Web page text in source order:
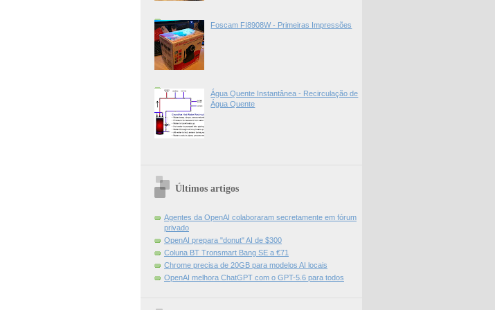
Foscam FI8908W - Primeiras Impressões
Água Quente Instantânea - Recirculação de
Água Quente
Últimos artigos
Agentes da OpenAI colaboraram secretamente em fórum
privado
OpenAI prepara "donut" AI de $300
Coluna BT Tronsmart Bang SE a €71
Chrome precisa de 20GB para modelos AI locais
OpenAI melhora ChatGPT com o GPT-5.6 para todos